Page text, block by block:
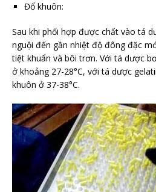
Đổ khuôn:
Sau khi phối hợp được chất vào tá
nguội đến gần nhiệt độ đông đặc
tiệt khuẩn và bôi trơn. Với tá dược
ở khoảng 27-28°C, với tá dược
khuôn ở 37-38°C.